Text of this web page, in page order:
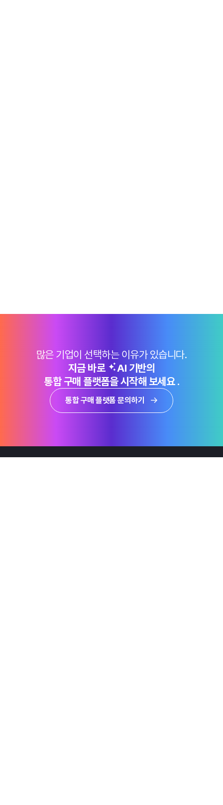
많은 기업이 선택하는 이유가 있습니다.
지금 바로
AI 기반의
통합 구매 플랫폼을 시작해 보세요 .
통합 구매 플랫폼 문의하기